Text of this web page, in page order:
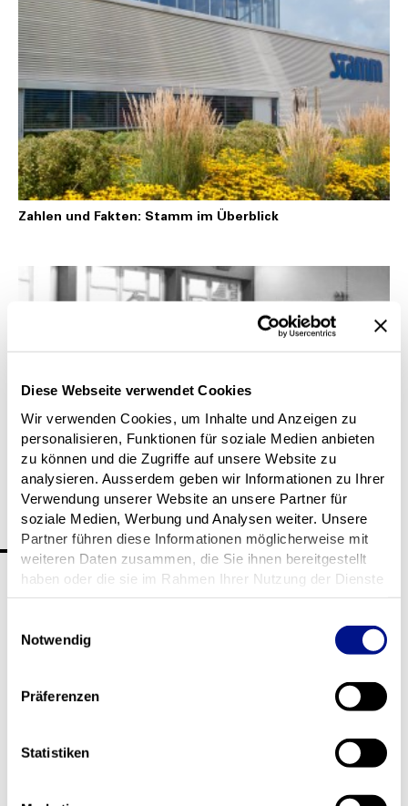
Diese Webseite verwendet Cookies
Wir verwenden Cookies, um Inhalte und Anzeigen zu
personalisieren, Funktionen für soziale Medien anbieten
zu können und die Zugriffe auf unsere Website zu
analysieren. Ausserdem geben wir Informationen zu Ihrer
Verwendung unserer Website an unsere Partner für
soziale Medien, Werbung und Analysen weiter. Unsere
Partner führen diese Informationen möglicherweise mit
weiteren Daten zusammen, die Sie ihnen bereitgestellt
haben oder die sie im Rahmen Ihrer Nutzung der Dienste
gesammelt haben.
Notwendig
Präferenzen
Statistiken
Zahlen und Fakten: Stamm im Überblick
STAMM History
Unternehmensfilm